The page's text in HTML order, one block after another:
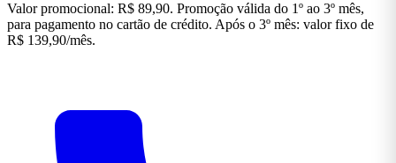
Valor promocional: R$ 89,90. Promoção válida do 1º ao 3º mês,
para pagamento no cartão de crédito. Após o 3º mês: valor fixo de
R$ 139,90/mês.